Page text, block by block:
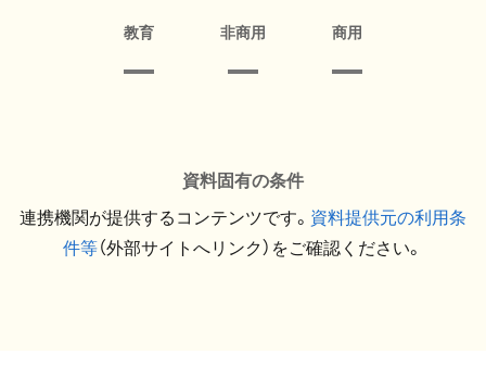
教育 非商用 商用
資料固有の条件
連携機関が提供するコンテンツです。 資料提供元の利用条
件等（外部サイトへリンク）をご確認ください。